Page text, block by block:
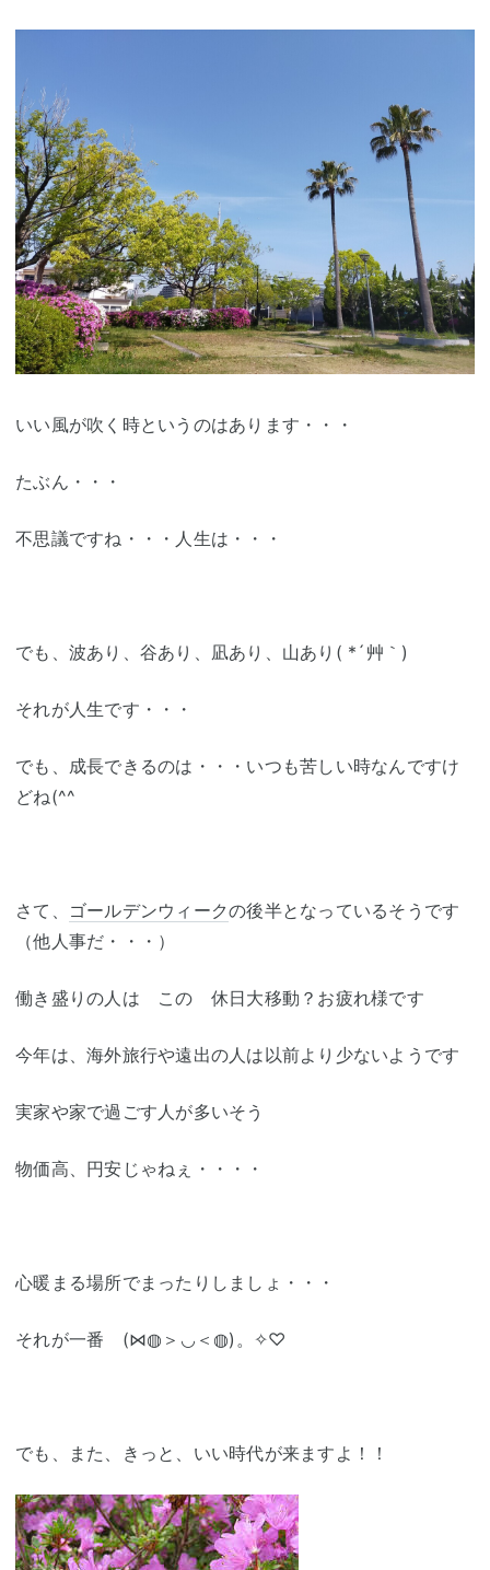
いい風が吹く時というのはあります・・・
たぶん・・・
不思議ですね・・・人生は・・・
でも、波あり、谷あり、凪あり、山あり( *´艸｀)
それが人生です・・・
でも、成長できるのは・・・いつも苦しい時なんですけ
どね(^^
さて、 ゴールデンウィークの後半となっているそうです
（他人事だ・・・）
働き盛りの人は この 休日大移動？お疲れ様です
今年は、海外旅行や遠出の人は以前より少ないようです
実家や家で過ごす人が多いそう
物価高、円安じゃねぇ・・・・
心暖まる場所でまったりしましょ・・・
それが一番 (⋈◍＞◡＜◍)。✧♡
でも、また、きっと、いい時代が来ますよ！！